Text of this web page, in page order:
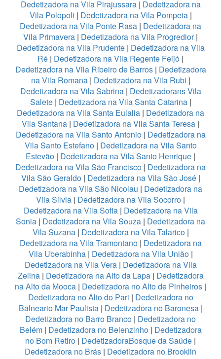
Dedetizadora na Vila Pirajussara| Dedetizadora na
Vila Polopoli | Dedetizadora na Vila Pompeia|
Dedetizadora na Vila Ponte Rasa | Dedetizadora na
Vila Primavera | Dedetizadora na Vila Progredior|
Dedetizadora na Vila Prudente| Dedetizadora na Vila
Ré | Dedetizadora na Vila Regente Feijó |
Dedetizadora na Vila Ribeiro de Barros| Dedetizadora
na Vila Romana| Dedetizadora na Vila Rubi |
Dedetizadora na Vila Sabrina| Dedetizadorans Vila
Salete| Dedetizadora na Vila Santa Catarina|
Dedetizadora na Vila Santa Eulalia | Dedetizadora na
Vila Santana | Dedetizadora na Vila Santa Teresa |
Dedetizadora na Vila Santo Antonio| Dedetizadora na
Vila Santo Estefano| Dedetizadora na Vila Santo
Estevão | Dedetizadora na Vila Santo Henrique |
Dedetizadora na Vila São Francisco | Dedetizadora na
Vila São Geraldo| Dedetizadora na Vila São José|
Dedetizadora na Vila São Nicolau | Dedetizadora na
Vila Silvia | Dedetizadora na Vila Socorro |
Dedetizadora na Vila Sofia| Dedetizadora na Vila
Sonia | Dedetizadora na Vila Souza | Dedetizadora na
Vila Suzana| Dedetizadora na Vila Talarico|
Dedetizadora na Vila Tramontano| Dedetizadora na
Vila Uberabinha| Dedetizadora na Vila União|
Dedetizadora na Vila Vera| Dedetizadora na Vila
Zelina| Dedetizadora na Alto da Lapa| Dedetizadora
na Alto da Mooca | Dedetizadora no Alto de Pinheiros |
Dedetizadora no Alto do Pari | Dedetizadora no
Balneario Mar Paulista| Dedetizadora no Baronesa|
Dedetizadora no Barro Branco | Dedetizadora no
Belém| Dedetizadora no Belenzinho| Dedetizadora
no Bom Retiro | DedetizadoraBosque da Saúde |
Dedetizadora no Brás | Dedetizadora no Brooklin